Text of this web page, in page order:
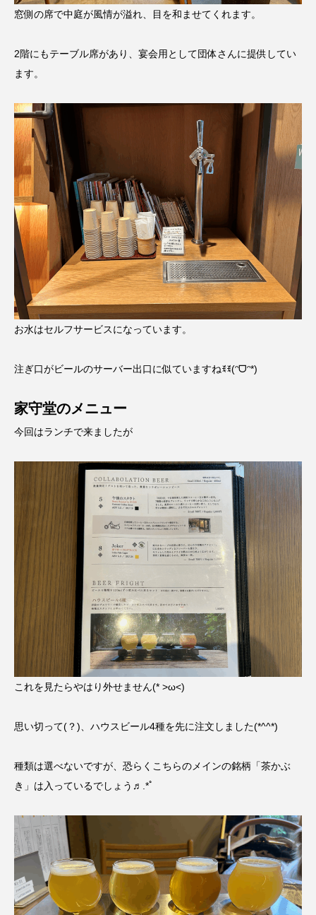
窓側の席で中庭が風情が溢れ、目を和ませてくれます。
2階にもテーブル席があり、宴会用として団体さんに提供してい
ます。
お水はセルフサービスになっています。
注ぎ口がビールのサーバー出口に似ていますねꉂꉂ(ᵔᗜᵔ*)
家守堂のメニュー
今回はランチで来ましたが
これを見たらやはり外せません(* >ω<)
思い切って(？)、ハウスビール4種を先に注文しました(*^^*)
種類は選べないですが、恐らくこちらのメインの銘柄「茶かぶ
き」は入っているでしょう♬.*ﾟ